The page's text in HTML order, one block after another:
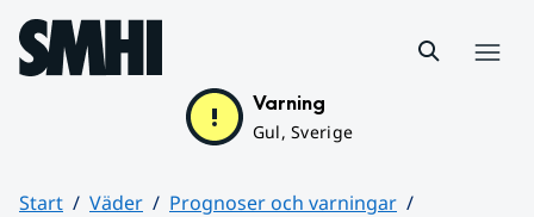
Hoppa till sidans innehåll
Varning
Gul, Sverige
Start Väder
Prognoser och varningar